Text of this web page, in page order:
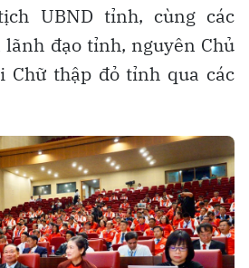
UBND tỉnh, cùng các
đạo tỉnh, nguyên Chủ
Chữ thập đỏ tỉnh qua các